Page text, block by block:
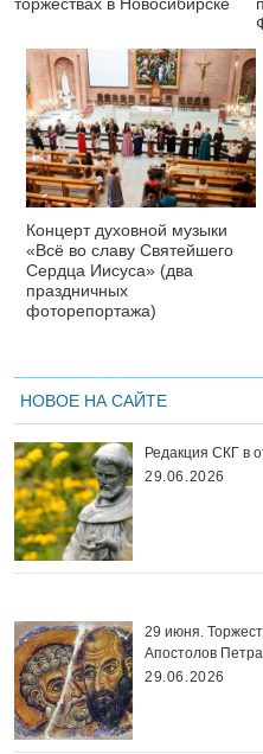
торжествах в Новосибирске
Концерт духовной музыки
«Всё во славу Святейшего
Сердца Иисуса» (два
праздничных
фоторепортажа)
НОВОЕ НА САЙТЕ
Редакция СКГ в
29.06.2026
29 июня.
Апостолов
29.06.2026